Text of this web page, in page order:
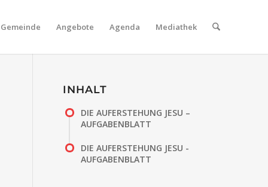
Gemeinde Angebote Agenda Mediathek
INHALT
DIE AUFERSTEHUNG JESU –
AUFGABENBLATT
DIE AUFERSTEHUNG JESU -
AUFGABENBLATT